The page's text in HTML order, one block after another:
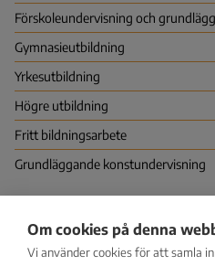
Förskoleundervisning och
Gymnasie­utbildning
Yrkes­utbildning
Högre utbildning
Fritt bildningsarbete
Grundläggande konstundervisning
PB 380 (Hagnäskajen 6), 00531
Vapaudenkatu 58, 40100
Om cookies på denna
Vi använder cookies för att samla